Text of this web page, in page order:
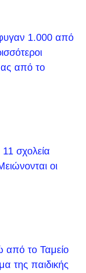
1.000 από
από το
σχολεία
οι
από το Ταμείο
της παιδικής